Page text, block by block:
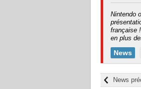
Nintendo
française
en plus
News
News